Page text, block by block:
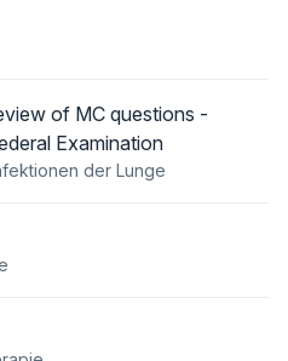
of MC questions -
Examination
der Lunge